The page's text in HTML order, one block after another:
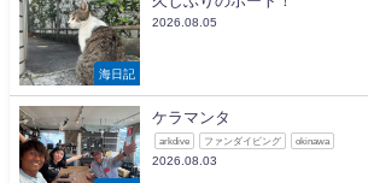
海日記
2026.08.05
ケラマンタ
arkdive ファンダイビング okinawa
2026.08.03